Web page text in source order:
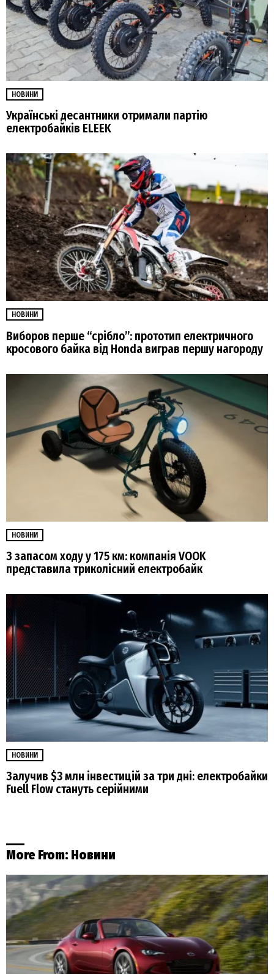
НОВИНИ
Українські десантники отримали партію
електробайків ELEEK
НОВИНИ
Виборов перше “срібло”: прототип електричного
кросового байка від Honda виграв першу нагороду
НОВИНИ
З запасом ходу у 175 км: компанія VOOK
представила триколісний електробайк
НОВИНИ
Залучив $3 млн інвестицій за три дні: електробайки
Fuell Flow стануть серійними
More From: Новини